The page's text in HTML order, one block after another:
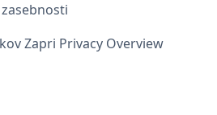
Zapri Privacy Overview